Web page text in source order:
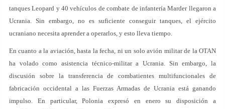
tanques Leopard y 40 vehículos de combate de infantería Marder llegaron a
Ucrania. Sin embargo, no es suficiente conseguir tanques, el ejército
ucraniano necesita aprender a operarlos, y esto lleva tiempo.
En cuanto a la aviación, hasta la fecha, ni un solo avión militar de la OTAN
ha volado como asistencia técnico-militar a Ucrania. Sin embargo, la
discusión sobre la transferencia de combatientes multifuncionales de
fabricación occidental a las Fuerzas Armadas de Ucrania está ganando
impulso. En particular, Polonia expresó en enero su disposición a